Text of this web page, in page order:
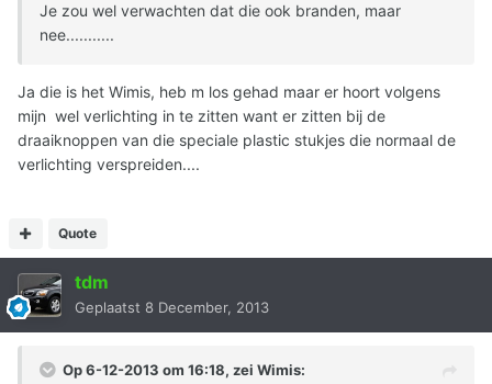
Je zou wel verwachten dat die ook branden, maar
nee...........
Ja die is het Wimis, heb m los gehad maar er hoort volgens
mijn wel verlichting in te zitten want er zitten bij de
draaiknoppen van die speciale plastic stukjes die normaal de
verlichting verspreiden....
Quote
tdm
Geplaatst 8 December, 2013
Op 6-12-2013 om 16:18, zei Wimis: